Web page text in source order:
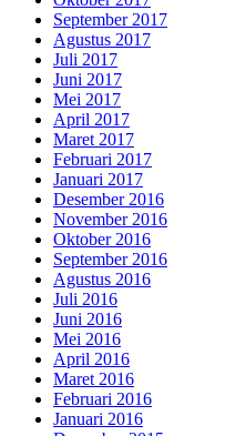
September 2017
Agustus 2017
Juli 2017
Juni 2017
Mei 2017
April 2017
Maret 2017
Februari 2017
Januari 2017
Desember 2016
November 2016
Oktober 2016
September 2016
Agustus 2016
Juli 2016
Juni 2016
Mei 2016
April 2016
Maret 2016
Februari 2016
Januari 2016